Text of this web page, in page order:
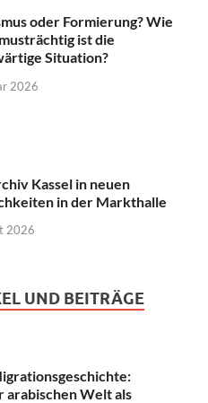
oder Formierung? Wie
ist die
Situation?
2026
Kassel in neuen
in der Markthalle
2026
UND BEITRÄGE
arabischen Welt als